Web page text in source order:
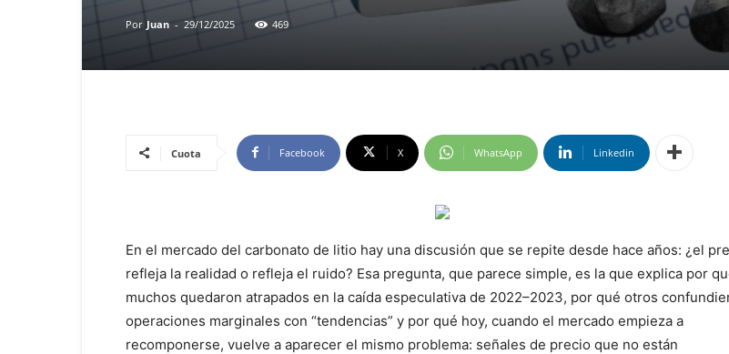
Por Juan - 29/12/2025 469
Cuota Facebook X WhatsApp Linkedin
En el mercado del carbonato de litio hay una discusión que se repite desde hace años: ¿el
refleja la realidad o refleja el ruido? Esa pregunta, que parece simple, es la que explica por
muchos quedaron atrapados en la caída especulativa de 2022–2023, por qué otros
operaciones marginales con “tendencias” y por qué hoy, cuando el mercado empieza a
recomponerse, vuelve a aparecer el mismo problema: señales de precio que no están